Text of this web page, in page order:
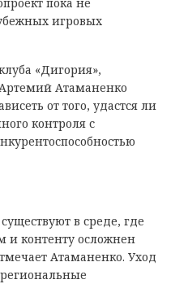
игровых
«Дигория»,
Атаманенко
от того, удастся ли
контроля с
в среде, где
и контенту осложнен
Атаманенко. Уход